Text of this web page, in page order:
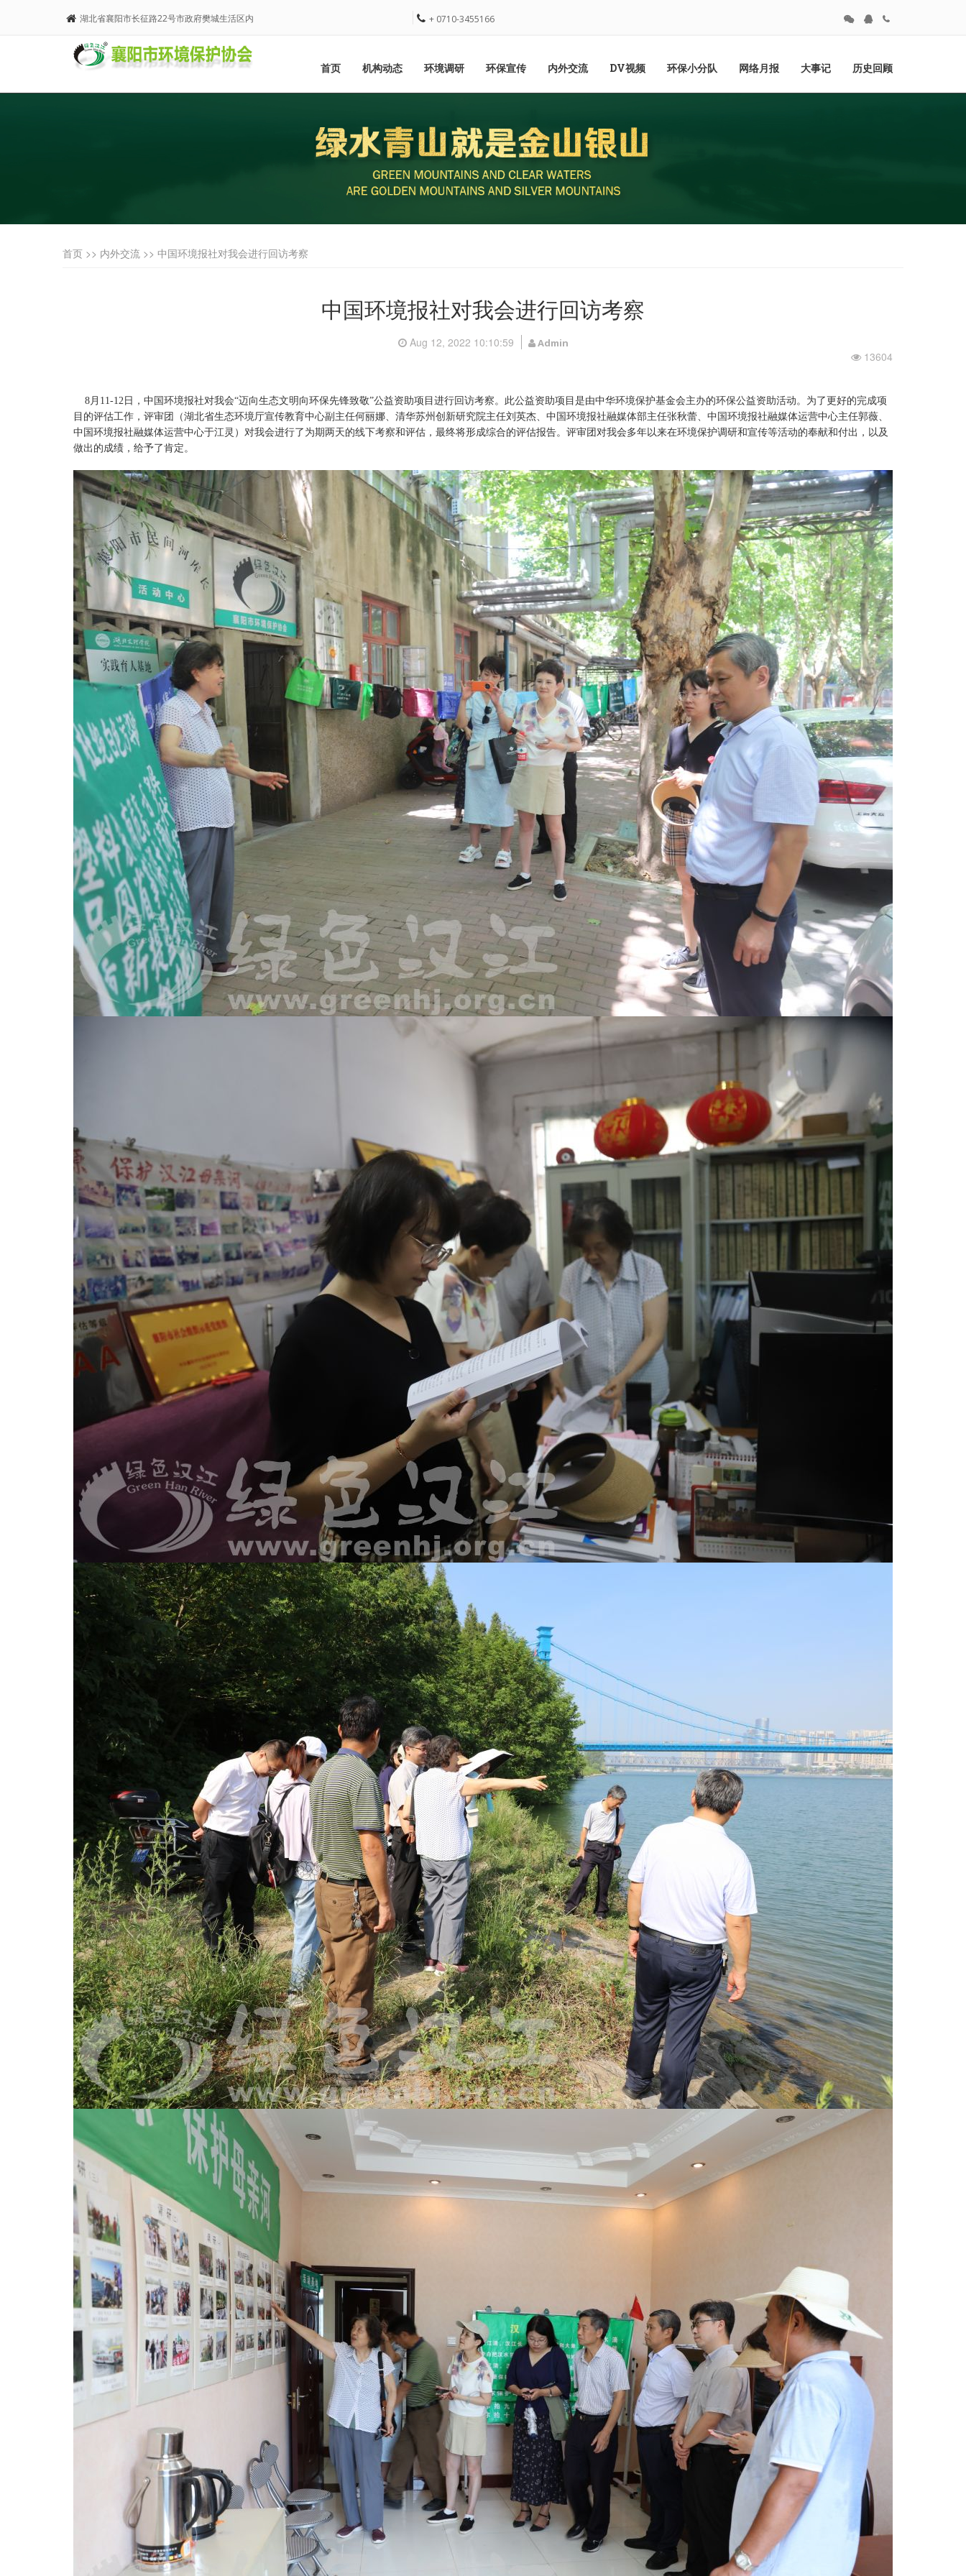
湖北省襄阳市长征路22号市政府樊城生活区内 + 0710-3455166
首页 机构动态 环境调研 环保宣传 内外交流 DV视频 环保小分队 网络月报 大事记 历史回顾
首页 >> 内外交流 >> 中国环境报社对我会进行回访考察
中国环境报社对我会进行回访考察
Aug 12, 2022 10:10:59 Admin
13604
8月11-12日，中国环境报社对我会“迈向生态文明向环保先锋致敬”公益资助项目进行回访考察。此公益资助项目是由中华环境保护基金会主办的环保公益资助活动。为了更好的完成项
目的评估工作，评审团（湖北省生态环境厅宣传教育中心副主任何丽娜、清华苏州创新研究院主任刘英杰、中国环境报社融媒体部主任张秋蕾、中国环境报社融媒体运营中心主任郭薇、
中国环境报社融媒体运营中心于江灵）对我会进行了为期两天的线下考察和评估，最终将形成综合的评估报告。评审团对我会多年以来在环境保护调研和宣传等活动的奉献和付出，以及
做出的成绩，给予了肯定。